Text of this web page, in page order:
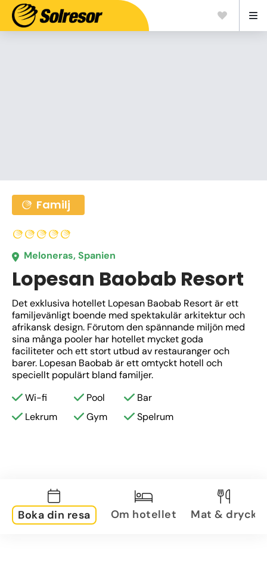
Familj
Meloneras, Spanien
Lopesan Baobab Resort
Det exklusiva hotellet Lopesan Baobab Resort är ett
familjevänligt boende med spektakulär arkitektur och
afrikansk design. Förutom den spännande miljön med
sina många pooler har hotellet mycket goda
faciliteter och ett stort utbud av restauranger och
barer. Lopesan Baobab är ett omtyckt hotell och
speciellt populärt bland familjer.
Wi-fi
Pool
Bar
Lekrum
Gym Spelrum
Boka din resa Om hotellet Mat & dryck